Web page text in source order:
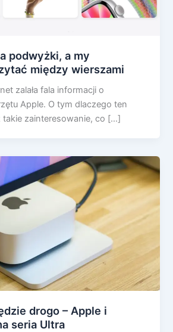
podwyżki, a my
między wierszami
zalała fala informacji o
Apple. O tym dlaczego ten
takie zainteresowanie, co […]
drogo – Apple i
seria Ultra